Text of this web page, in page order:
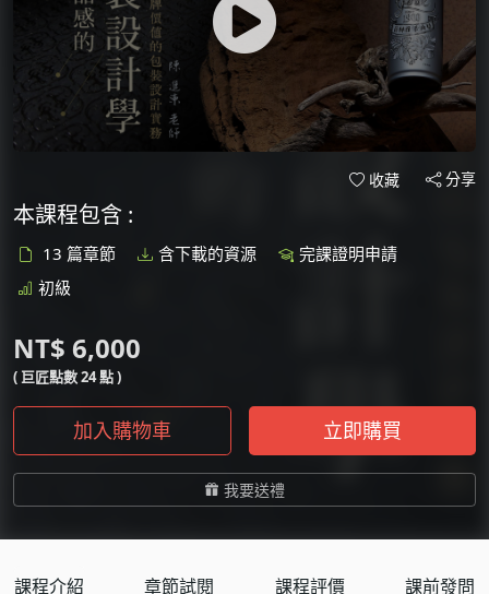
收藏 分享
本課程包含 :
13 篇章節 含下載的資源
完課證明申請
初級
NT$ 6,000
( 巨匠點數 24 點 )
加入購物車 立即購買
我要送禮
課程介紹 章節試閱 課程評價 課前發問